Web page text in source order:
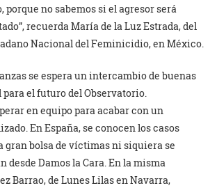
porque no sabemos si el agresor será
recuerda María de la Luz Estrada, del
Nacional del Feminicidio, en México.
se espera un intercambio de buenas
el futuro del Observatorio.
en equipo para acabar con un
En España, se conocen los casos
gran bolsa de víctimas ni siquiera se
desde Damos la Cara. En la misma
Barrao, de Lunes Lilas en Navarra,